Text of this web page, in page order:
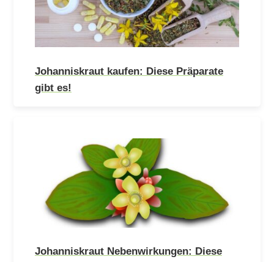
Johanniskraut kaufen: Diese Präparate
gibt es!
Johanniskraut Nebenwirkungen: Diese